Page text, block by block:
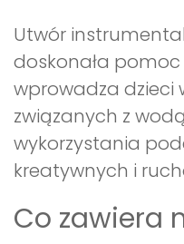
Utwór
doskonała
wprowadza dzieci
związanych z
wykorzystania
kreatywnych i
Co zawiera